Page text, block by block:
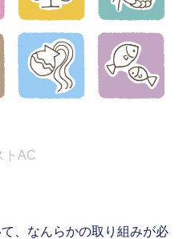
トAC
、なんらかの取り組みが必